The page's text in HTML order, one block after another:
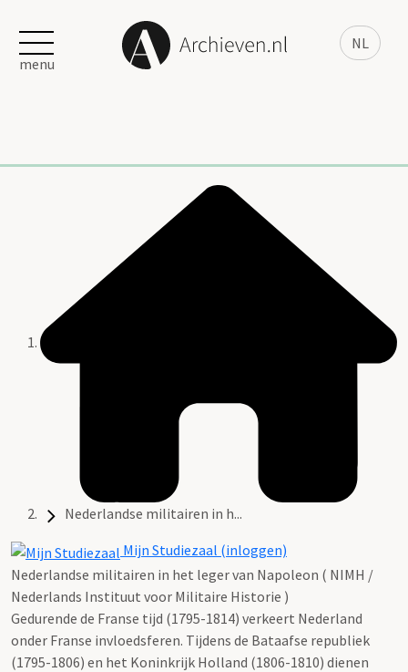
NL
menu
Nederlandse militairen in h...
Mijn Studiezaal (inloggen)
Nederlandse militairen in het leger van Napoleon ( NIMH /
Nederlands Instituut voor Militaire Historie )
Gedurende de Franse tijd (1795-1814) verkeert Nederland
onder Franse invloedsferen. Tijdens de Bataafse republiek
(1795-1806) en het Koninkrijk Holland (1806-1810) dienen